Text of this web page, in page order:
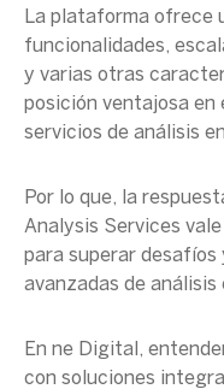
La plataforma ofrece
funcionalidades,
y varias otras
posición ventajosa en
servicios de análisis
Por lo que, la
Analysis Services
para superar desafíos
avanzadas de análisis
En ne Digital,
con soluciones